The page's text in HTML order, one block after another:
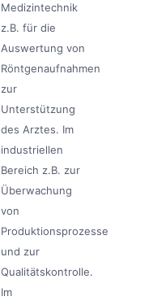
Medizintechnik
z.B. für die
Auswertung von
Röntgenaufnahmen
zur
Unterstützung
des Arztes. Im
industriellen
Bereich z.B. zur
Überwachung
von
Produktionsprozesse
und zur
Qualitätskontrolle.
Im